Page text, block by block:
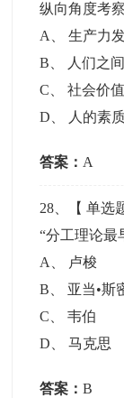
纵向角度考
A
、生产力
B
人们之
C 、社会价值
D
人的素
答案： A
28 、【单选
“分工理论
A
卢梭
B
亚当•斯
C 、韦伯
D 、马克思
答案：B